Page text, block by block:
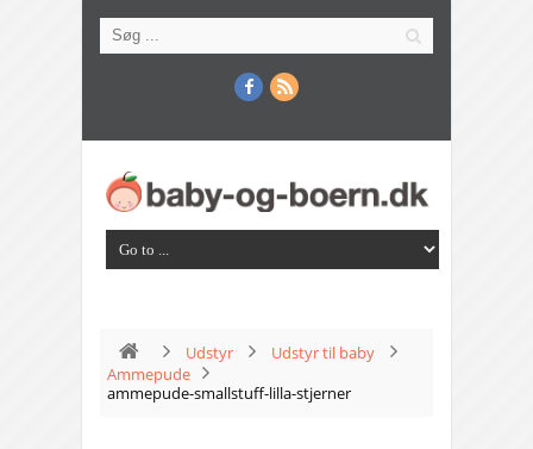
Udstyr
Udstyr til baby
Ammepude
ammepude-smallstuff-lilla-stjerner